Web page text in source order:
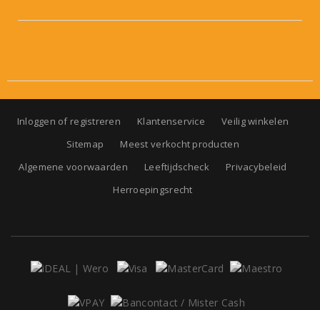
Inloggen of registreren Klantenservice
Veilig winkelen
Sitemap
Meest verkocht producten
Algemene voorwaarden
Leeftijdscheck
Privacybeleid
Herroepingsrecht